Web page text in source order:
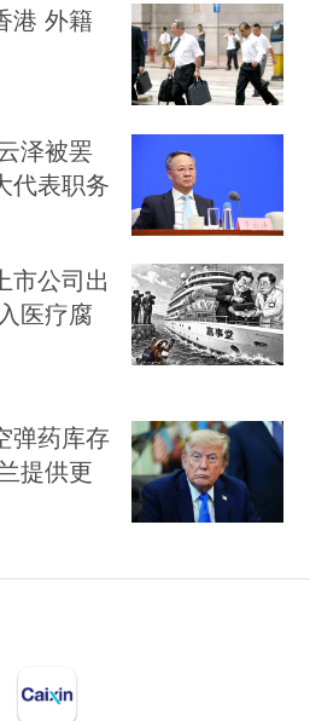
港 外籍
泽被罢
代表职务
市公司出
医疗腐
弹药库存
提供更